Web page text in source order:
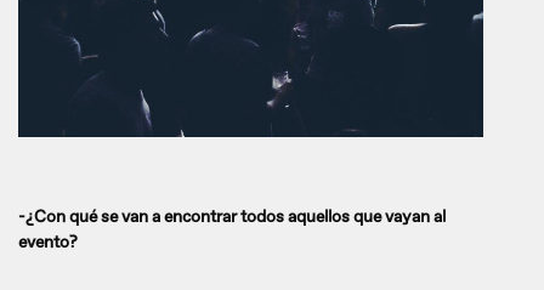
-¿Con qué se van a encontrar todos aquellos que vayan al
evento?